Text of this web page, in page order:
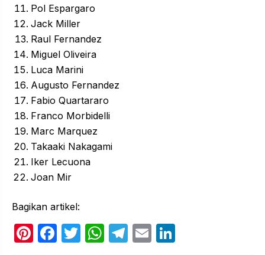
Pol Espargaro
Jack Miller
Raul Fernandez
Miguel Oliveira
Luca Marini
Augusto Fernandez
Fabio Quartararo
Franco Morbidelli
Marc Marquez
Takaaki Nakagami
Iker Lecuona
Joan Mir
Bagikan artikel:
Pi F
T
W T
E